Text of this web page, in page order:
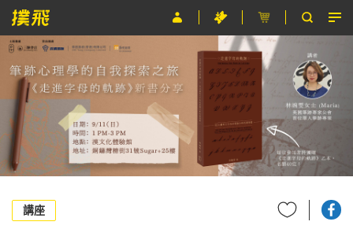
節目
主辦單位
關於撲飛
條款及細則
EN
講座